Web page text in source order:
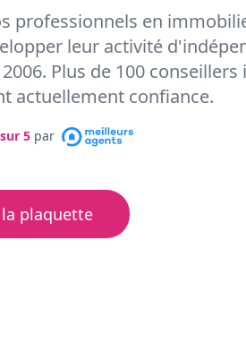
professionnels en
leur activité
Plus de 100
actuellement confiance.
sur 5 par
plaquette